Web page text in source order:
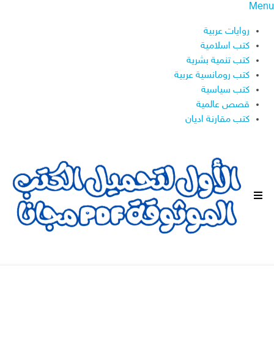
Menu
روايات عربية
كتب اسلامية
كتب تنمية بشرية
كتب رومانسية عربية
كتب سياسية
قصص عالمية
كتب مقارنة اديان
ا